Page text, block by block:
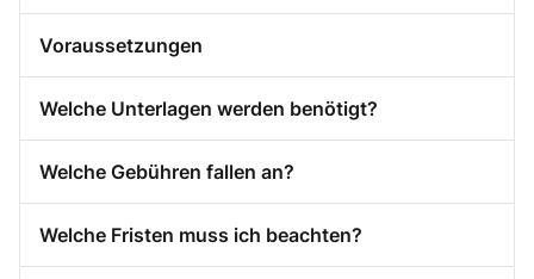
Voraussetzungen
Welche Unterlagen werden benötigt?
Welche Gebühren fallen an?
Welche Fristen muss ich beachten?